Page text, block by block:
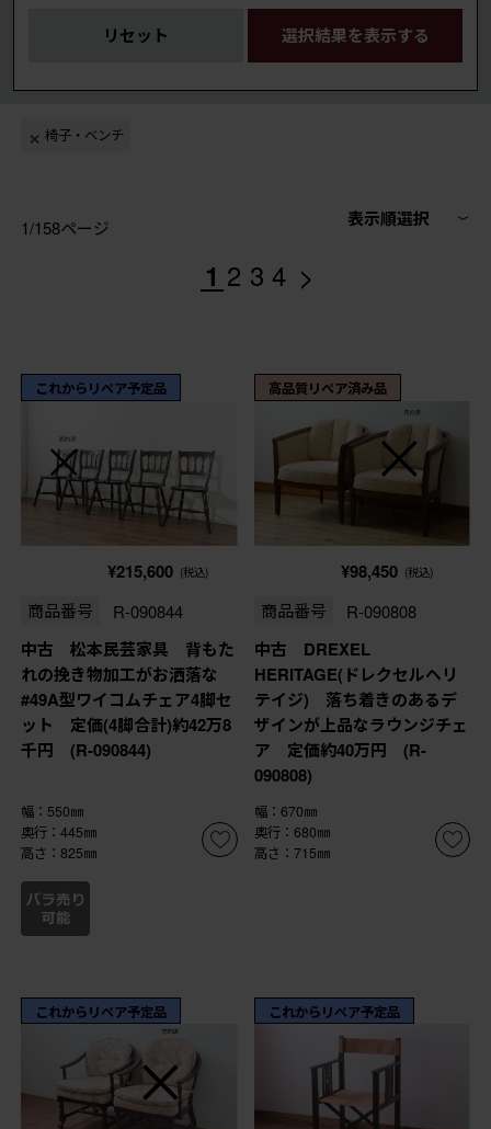
リセット 選択結果を表示する
椅子・ベンチ
1/158ページ 表示順選択
1 2 3 4 >
これからリペア予定品
¥215,600 (税込)
商品番号 R-090844
中古 松本民芸家具 背もた
れの挽き物加工がお洒落な
#49A型ワイコムチェア4脚セ
ット 定価(4脚合計)約42万8
千円 (R-090844)
幅：550㎜
奥行：445㎜
高さ：825㎜
高品質リペア済み品
¥98,450 (税込)
商品番号 R-090808
中古 DREXEL
HERITAGE(ドレクセルヘリ
テイジ) 落ち着きのあるデ
ザインが上品なラウンジチェ
ア 定価約40万円 (R-
090808)
幅：670㎜
奥行：680㎜
高さ：715㎜
これからリペア予定品 これからリペア予定品